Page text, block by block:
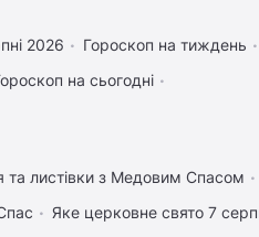
2026
Гороскоп на тиждень
на сьогодні
та листівки з Медовим Спасом
Яке церковне свято 7